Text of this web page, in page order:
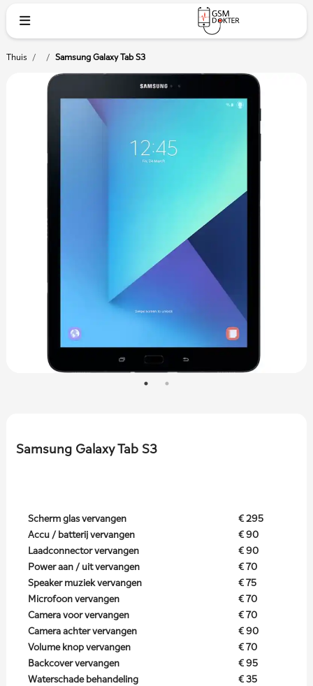
Thuis / / Samsung Galaxy Tab S3
Samsung Galaxy Tab S3
Scherm glas vervangen
€ 295
Accu / batterij vervangen
€ 90
Laadconnector vervangen
€ 90
Power aan / uit vervangen
€ 70
Speaker muziek vervangen
€ 75
Microfoon vervangen
€ 70
Camera voor vervangen
€ 70
Camera achter vervangen
€ 90
Volume knop vervangen
€ 70
Backcover vervangen
€ 95
Waterschade behandeling
€ 35